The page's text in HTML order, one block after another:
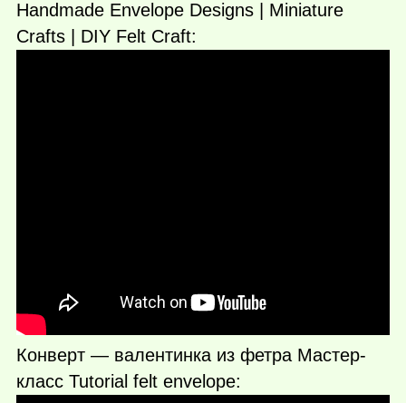
Handmade Envelope Designs | Miniature
Crafts | DIY Felt Craft:
Конверт — валентинка из фетра Мастер-
класс Tutorial felt envelope: